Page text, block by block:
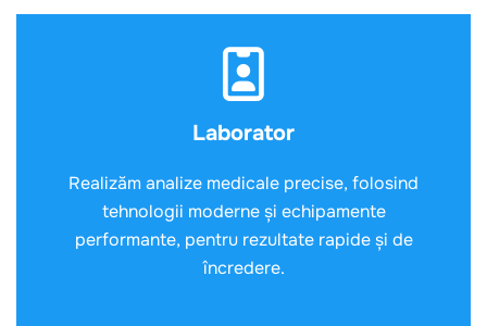
Laborator
Realizăm analize medicale precise, folosind
tehnologii moderne și echipamente
performante, pentru rezultate rapide și de
încredere.